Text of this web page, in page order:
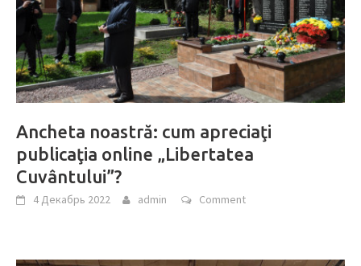
Ancheta noastră: cum apreciaţi
publicaţia online „Libertatea
Cuvântului”?
4 Декабрь 2022 admin Comment